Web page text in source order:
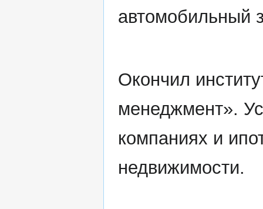
автомобильный
Окончил
менеджмент».
компаниях и
недвижимости.